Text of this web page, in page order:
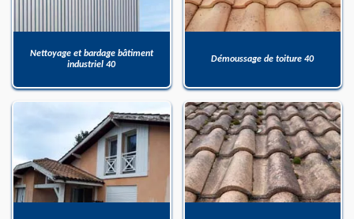
Nettoyage et bardage bâtiment
industriel 40
Démoussage de toiture 40